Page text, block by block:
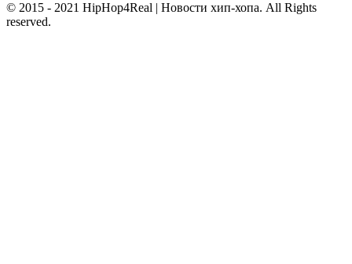
© 2015 - 2021 HipHop4Real | Новости хип-хопа. All Rights
reserved.